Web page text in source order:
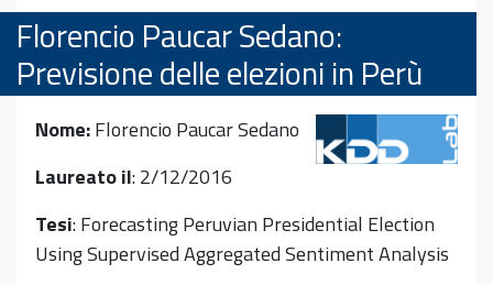
Florencio Paucar Sedano:
Previsione delle elezioni in Perù
Nome:Florencio Paucar Sedano
Laureato il: 2/12/2016
Tesi: Forecasting Peruvian Presidential Election
Using Supervised Aggregated Sentiment Analysis